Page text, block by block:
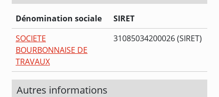
Dénomination sociale
SIRET
SOCIETE
BOURBONNAISE DE
TRAVAUX
31085034200026 (SIRET)
Autres informations